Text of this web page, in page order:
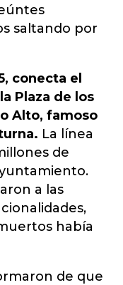
saltando por
conecta el
Plaza de los
Alto, famoso
La línea
de
a las
había
de que